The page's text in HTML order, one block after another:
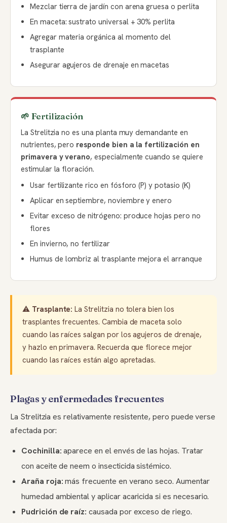
Mezclar tierra de jardín con arena gruesa o perlita
En maceta: sustrato universal + 30% perlita
Agregar materia orgánica al momento del
trasplante
Asegurar agujeros de drenaje en macetas
🌱 Fertilización
La Strelitzia no es una planta muy demandante en
nutrientes, pero responde bien a la fertilización en
primavera y verano, especialmente cuando se quiere
estimular la floración.
Usar fertilizante rico en fósforo (P) y potasio (K)
Aplicar en septiembre, noviembre y enero
Evitar exceso de nitrógeno: produce hojas pero no
flores
En invierno, no fertilizar
Humus de lombriz al trasplante mejora el arranque
⚠️ Trasplante: La Strelitzia no tolera bien los
trasplantes frecuentes. Cambia de maceta solo
cuando las raíces salgan por los agujeros de drenaje,
y hazlo en primavera. Recuerda que florece mejor
cuando las raíces están algo apretadas.
Plagas y enfermedades frecuentes
La Strelitzia es relativamente resistente, pero puede verse
afectada por:
Cochinilla:aparece en el envés de las hojas. Tratar
con aceite de neem o insecticida sistémico.
Araña roja:más frecuente en verano seco. Aumentar
humedad ambiental y aplicar acaricida si es necesario.
Pudrición de raíz: causada por exceso de riego.